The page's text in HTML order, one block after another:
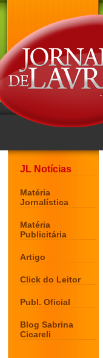
JL Notícias
Matéria
Jornalística
Matéria
Publicitária
Artigo
Click do Leitor
Publ. Oficial
Blog Sabrina
Cicareli